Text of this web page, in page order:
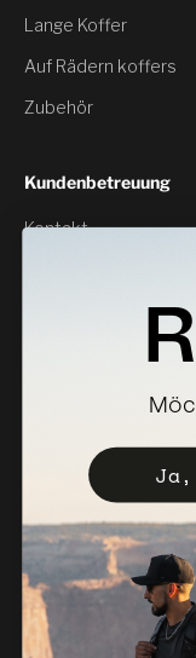
Lange Koffer
Auf Rädern koffers
Zubehör
Kundenbetreuung
Kontakt
Specs Downloads
Vertriebspartner
Vertriebspolitik